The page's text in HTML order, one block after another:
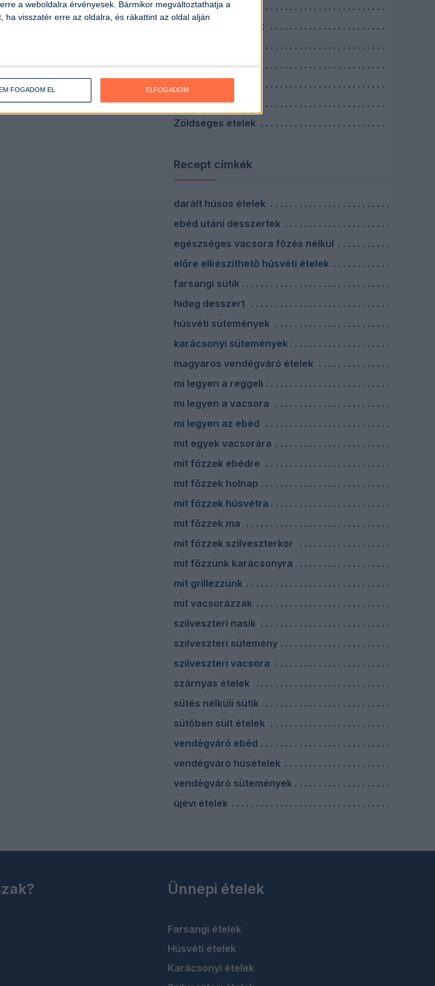
a weboldalra érvényesek. Bármikor megváltoztathatja a
ha visszatér erre az oldalra, és rákattint az oldal alján
FOGADOM EL ELFOGADOM
Savanyúságok
Szószok, mártások
Tésztás ételek
Tojásos ételek
Vacsorák
Zöldséges ételek
Recept címkék
darált húsos ételek
ebéd utáni desszertek
egészséges vacsora főzés nélkül
előre elkészíthető húsvéti ételek
farsangi sütik
hideg desszert
húsvéti sütemények
karácsonyi sütemények
magyaros vendégváró ételek
mi legyen a reggeli
mi legyen a vacsora
mi legyen az ebéd
mit egyek vacsorára
mit főzzek ebédre
mit főzzek holnap
mit főzzek húsvétra
mit főzzek ma
mit főzzek szilveszterkor
mit főzzünk karácsonyra
mit grillezzünk
mit vacsorázzak
szilveszteri nasik
szilveszteri sütemény
szilveszteri vacsora
szárnyas ételek
sütés nélküli sütik
sütőben sült ételek
vendégváró ebéd
vendégváró húsételek
vendégváró sütemények
újévi ételek
Ünnepi ételek
Farsangi ételek
Húsvéti ételek
Karácsonyi ételek